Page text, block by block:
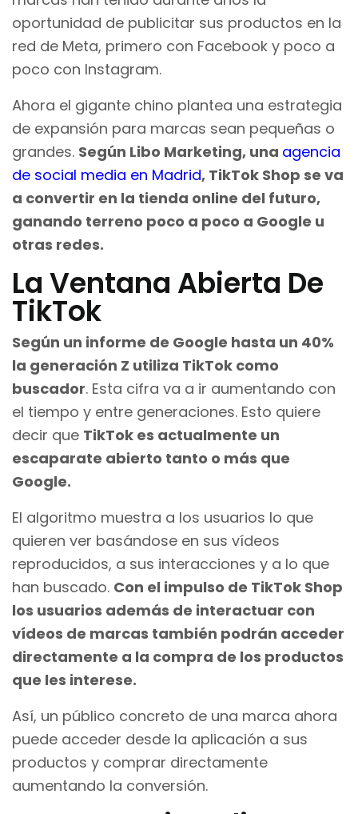
oportunidad de publicitar sus productos en la
red de Meta, primero con Facebook y poco a
poco con Instagram.
Ahora el gigante chino plantea una estrategia
de expansión para marcas sean pequeñas o
grandes. Según Libo Marketing, una agencia
de social media en Madrid, TikTok Shop se va
a convertir en la tienda online del futuro,
ganando terreno poco a poco a Google u
otras redes.
La Ventana Abierta De
TikTok
Según un informe de Google hasta un 40%
la generación Z utiliza TikTok como
buscador. Esta cifra va a ir aumentando con
el tiempo y entre generaciones. Esto quiere
decir que TikTok es actualmente un
escaparate abierto tanto o más que
Google.
El algoritmo muestra a los usuarios lo que
quieren ver basándose en sus vídeos
reproducidos, a sus interacciones y a lo que
han buscado. Con el impulso de TikTok Shop
los usuarios además de interactuar con
vídeos de marcas también podrán acceder
directamente a la compra de los productos
que les interese.
Así, un público concreto de una marca ahora
puede acceder desde la aplicación a sus
productos y comprar directamente
aumentando la conversión.